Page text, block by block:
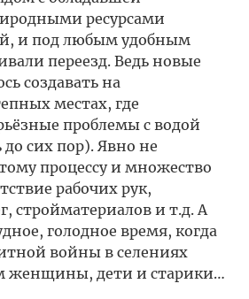
ресурсами
и под любым удобным
переезд. Ведь новые
создавать на
местах, где
проблемы с водой
до сих пор). Явно не
процессу и множество
рабочих рук,
стройматериалов и т.д. А
голодное время, когда
войны в селениях
женщины, дети и старики…